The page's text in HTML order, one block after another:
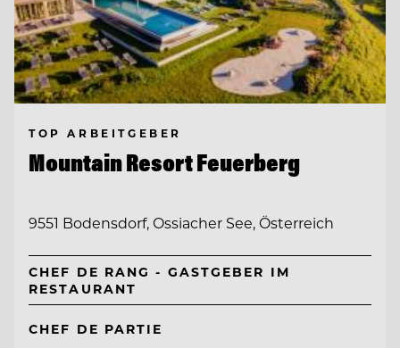
TOP ARBEITGEBER
Mountain Resort Feuerberg
9551 Bodensdorf, Ossiacher See, Österreich
CHEF DE RANG - GASTGEBER IM
RESTAURANT
CHEF DE PARTIE